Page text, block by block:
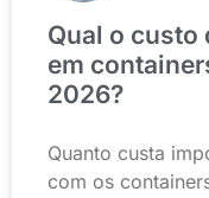
Qual o custo
em
2026?
Quanto custa
com os